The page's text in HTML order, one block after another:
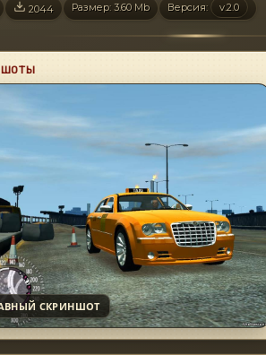
2044 Размер: 3.60 Mb Версия: v.2.0
СКРИНШОТ